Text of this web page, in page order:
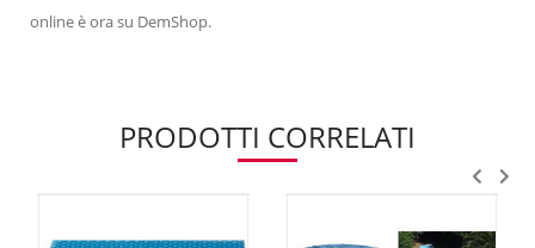
online è ora su DemShop.
PRODOTTI CORRELATI